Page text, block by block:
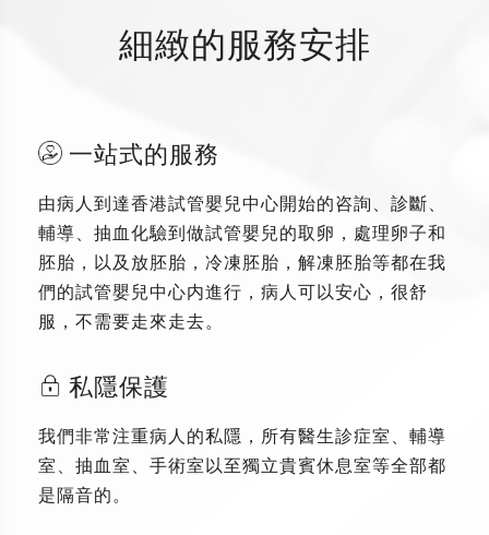
細緻的服務安排
一站式的服務
由病人到達香港試管嬰兒中心開始的咨詢、診斷、
輔導、抽血化驗到做試管嬰兒的取卵，處理卵子和
胚胎，以及放胚胎，冷凍胚胎，解凍胚胎等都在我
們的試管嬰兒中心内進行，病人可以安心，很舒
服，不需要走來走去。
私隱保護
我們非常注重病人的私隱，所有醫生診症室、輔導
室、抽血室、手術室以至獨立貴賓休息室等全部都
是隔音的。